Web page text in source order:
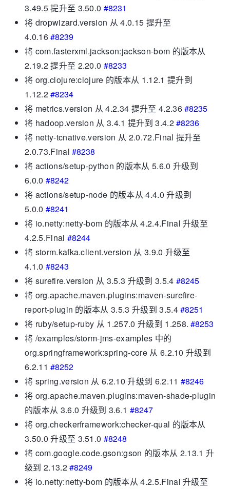
3.49.5 提升至 3.50.0 #8231
将 dropwizard.version 从 4.0.15 提升至
4.0.16#8239
将 com.fasterxml.jackson:jackson-bom 的版本从
2.19.2 提升至 2.20.0 #8233
将 org.clojure:clojure 的版本从 1.12.1 提升到
1.12.2#8234
将 metrics.version 从 4.2.34 提升至 4.2.36#8235
将 hadoop.version 从 3.4.1 提升到 3.4.2#8236
将 netty-tcnative.version 从 2.0.72.Final 提升至
2.0.73.Final#8238
将 actions/setup-python 的版本从 5.6.0 升级到
6.0.0 #8242
将 actions/setup-node 的版本从 4.4.0 升级到
5.0.0 #8241
将 io.netty:netty-bom 的版本从 4.2.4.Final 升级至
4.2.5.Final #8244
将 storm.kafka.client.version 从 3.9.0 升级至
4.1.0 #8243
将 surefire.version 从 3.5.3 升级到 3.5.4 #8245
将 org.apache.maven.plugins:maven-surefire-
report-plugin 的版本从 3.5.3 升级到 3.5.4#8251
将 ruby​​/setup-ruby 从 1.257.0 升级到 1.258.#8253
将 /examples/storm-jms-examples 中的
org.springframework:spring-core 从 6.2.10 升级到
6.2.11#8252
将 spring.version 从 6.2.10 升级到 6.2.11 #8246
将 org.apache.maven.plugins:maven-shade-plugin
的版本从 3.6.0 升级到 3.6.1 #8247
将 org.checkerframework:checker-qual 的版本从
3.50.0 升级至 3.51.0 #8248
将 com.google.code.gson:gson 的版本从 2.13.1 升
级到 2.13.2#8249
将 io.netty:netty-bom 的版本从 4.2.5.Final 升级至